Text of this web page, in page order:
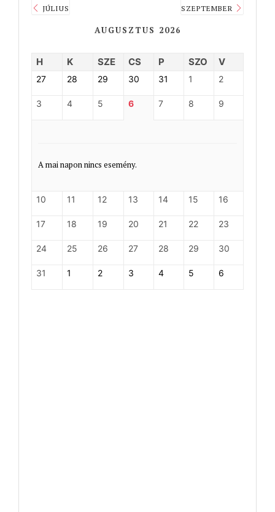
JÚLIUS
AUGUSZTUS 2026
SZEPTEMBER
H K SZE CS P SZO V
27 28 29 30 31 1 2
3 4 5 6 7 8 9
A mai napon nincs esemény.
10 11 12 13 14 15 16
17 18 19 20 21 22 23
24 25 26 27 28 29 30
31 1 2 3 4 5 6